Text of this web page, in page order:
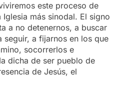
este proceso de
más sinodal. El signo
a no detenernos, a buscar
seguir, a fijarnos en los que
socorrerlos e
dicha de ser pueblo de
de Jesús, el